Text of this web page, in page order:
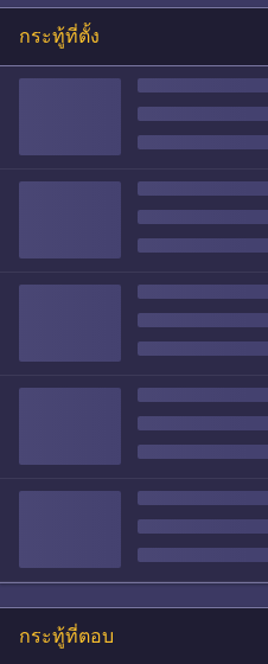
กระทู้ที่ตั้ง
กระทู้ที่ตอบ